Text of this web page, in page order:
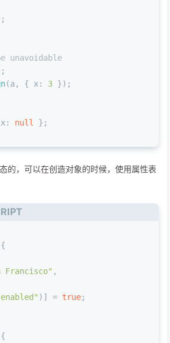
unavoidable
(a, { x: 3 });
x: null
};
的，可以在创造对象的时候，使用属性表
Francisco" ,
)] = true;